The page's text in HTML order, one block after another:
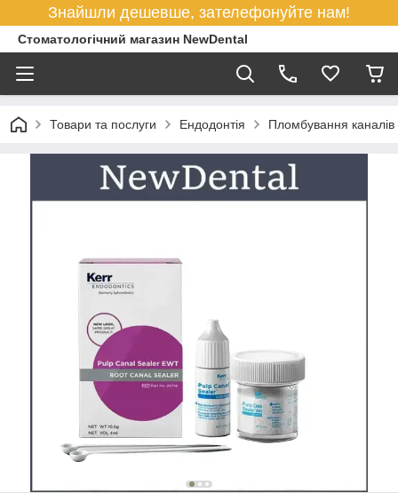
Знайшли дешевше, зателефонуйте нам!
Стоматологічний магазин NewDental
Товари та послуги Ендодонтія Пломбування каналів